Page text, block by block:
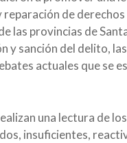
de derechos
las provincias de
y sanción del delito, las
actuales que se
una lectura de los
insuficientes,